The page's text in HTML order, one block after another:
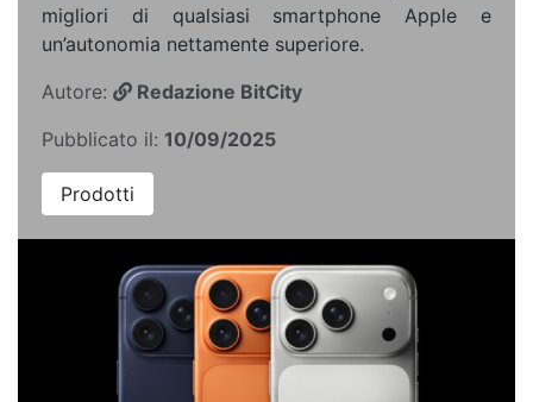
migliori di qualsiasi smartphone Apple e
un’autonomia nettamente superiore.
Autore:
Redazione BitCity
Pubblicato il: 10/09/2025
Prodotti